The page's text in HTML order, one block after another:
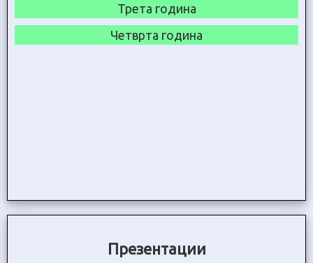
Трета година
Четврта година
Презентации